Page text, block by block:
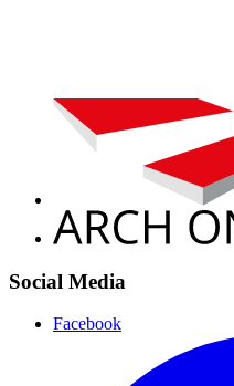
Social Media
Facebook